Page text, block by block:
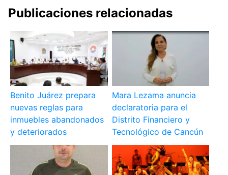
Publicaciones relacionadas
Benito Juárez prepara
nuevas reglas para
inmuebles abandonados
y deteriorados
Mara Lezama anuncia
declaratoria para el
Distrito Financiero y
Tecnológico de Cancún